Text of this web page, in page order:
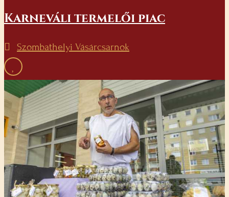
Karneváli termelői piac
Szombathelyi Vásárcsarnok